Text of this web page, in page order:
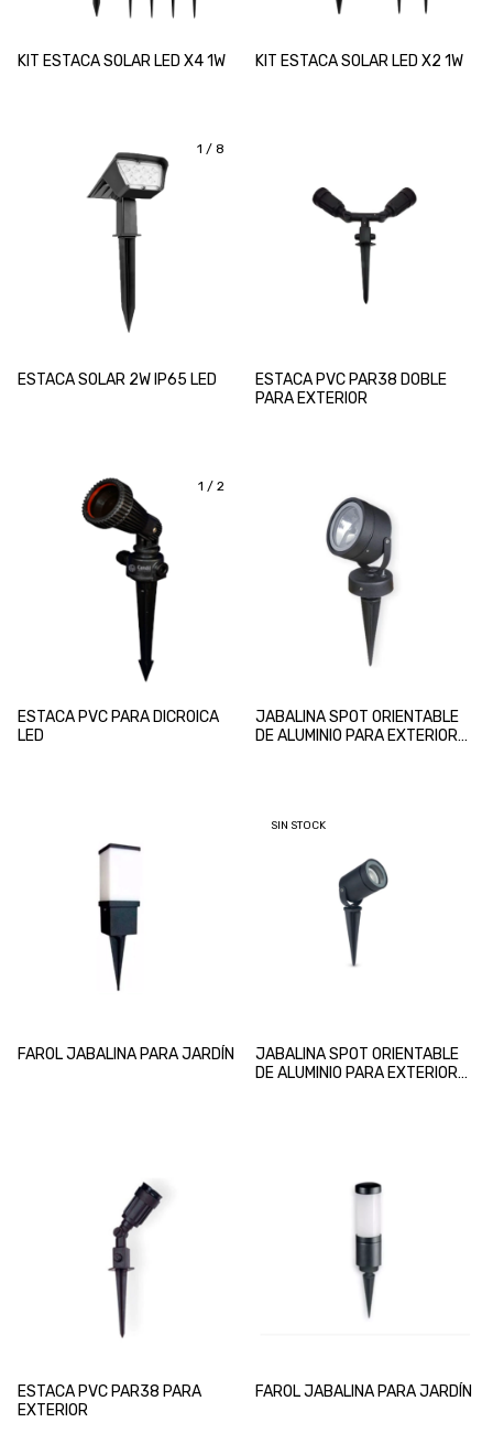
KIT ESTACA SOLAR LED X4 1W KIT ESTACA SOLAR LED X2 1W
1 / 8
ESTACA SOLAR 2W IP65 LED
ESTACA PVC PAR38 DOBLE
PARA EXTERIOR
1 / 2
ESTACA PVC PARA DICROICA
LED
JABALINA SPOT ORIENTABLE
DE ALUMINIO PARA EXTERIOR
FAROL JABALINA PARA JARDÍN
SIN STOCK
JABALINA SPOT ORIENTABLE
DE ALUMINIO PARA EXTERIOR
ESTACA PVC PAR38 PARA
EXTERIOR
FAROL JABALINA PARA JARDÍN